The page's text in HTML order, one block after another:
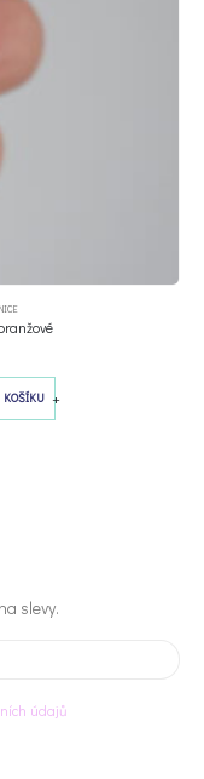
KOŠÍKU +
slevy.
údajů